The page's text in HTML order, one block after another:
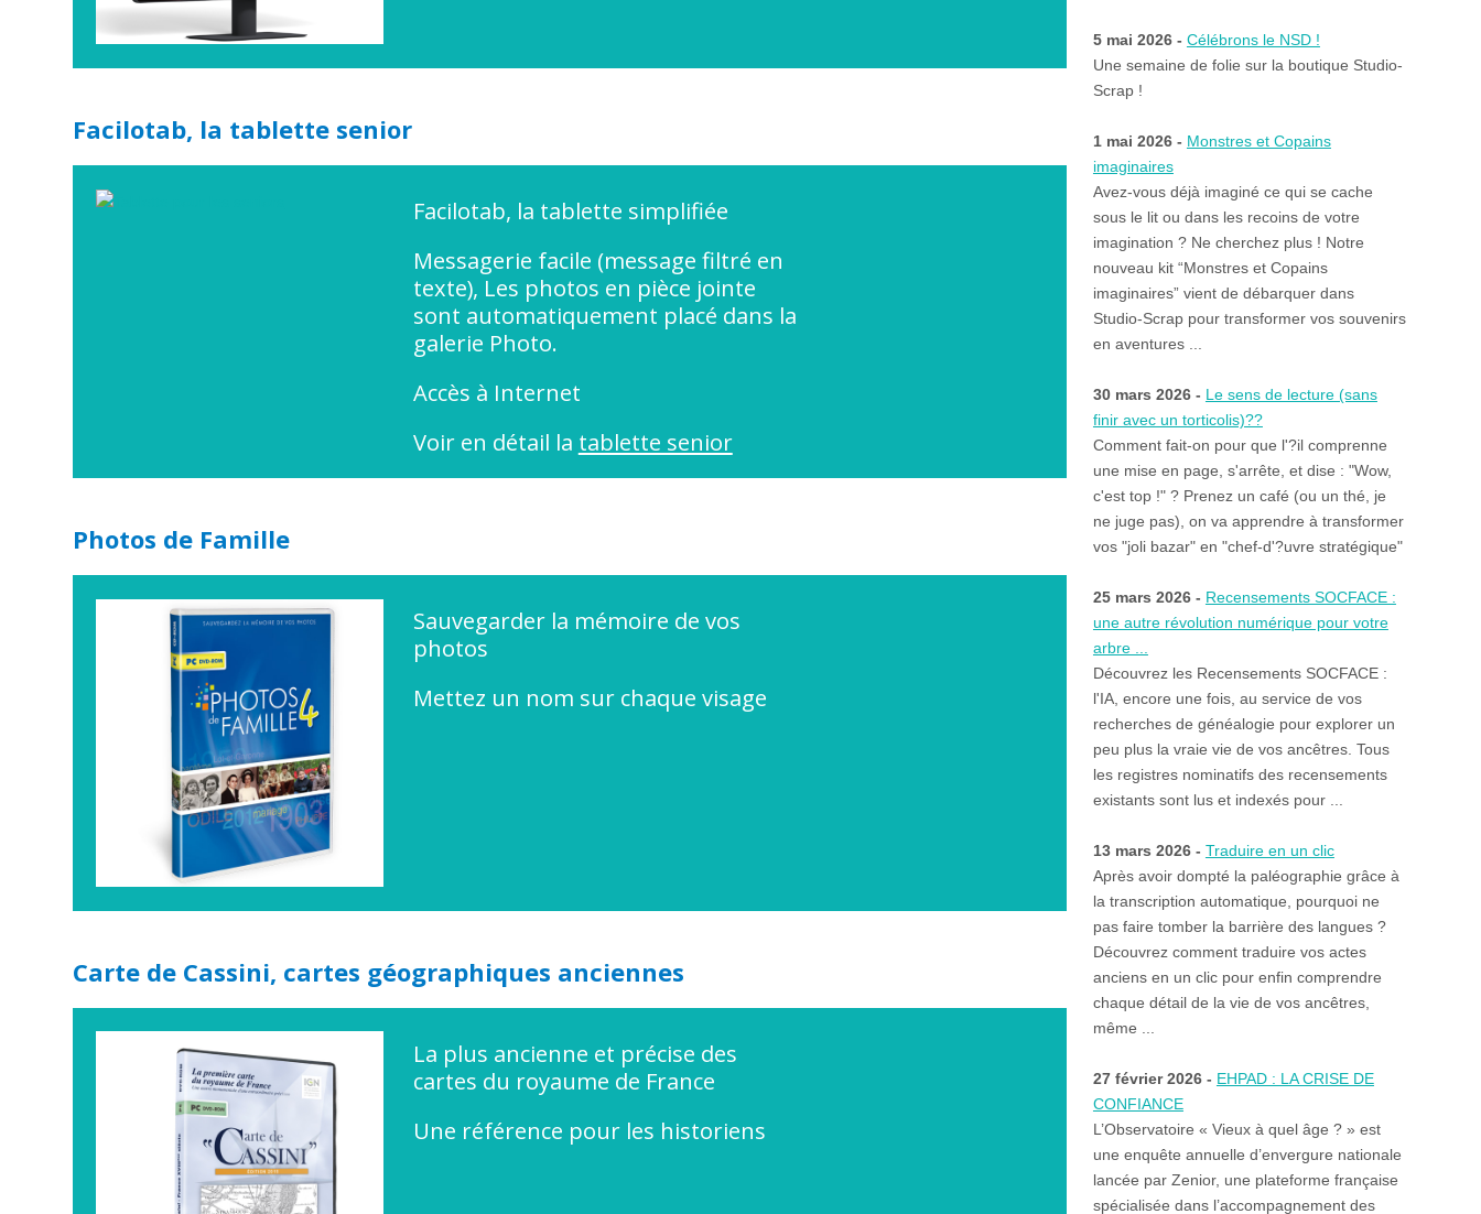
Facilotab, la tablette senior
Facilotab, la tablette simplifiée
Messagerie facile (message filtré en
texte), Les photos en pièce jointe
sont automatiquement placé dans la
galerie Photo.
Accès à Internet
Voir en détail la tablette senior
Photos de Famille
Sauvegarder la mémoire de vos
photos
Mettez un nom sur chaque visage
Carte de Cassini, cartes géographiques anciennes
La plus ancienne et précise des
cartes du royaume de France
Une référence pour les historiens
5 mai 2026 - Célébrons le NSD !
Une semaine de folie sur la boutique Studio-
Scrap !
1 mai 2026 - Monstres et Copains
imaginaires
Avez-vous déjà imaginé ce qui se cache
sous le lit ou dans les recoins de votre
imagination ? Ne cherchez plus ! Notre
nouveau kit “Monstres et Copains
imaginaires” vient de débarquer dans
Studio-Scrap pour transformer vos souvenirs
en aventures ...
30 mars 2026 - Le sens de lecture (sans
finir avec un torticolis)??
Comment fait-on pour que l'?il comprenne
une mise en page, s'arrête, et dise : "Wow,
c'est top !" ? Prenez un café (ou un thé, je
ne juge pas), on va apprendre à transformer
vos "joli bazar" en "chef-d'?uvre stratégique"
25 mars 2026 - Recensements SOCFACE :
une autre révolution numérique pour votre
arbre ...
Découvrez les Recensements SOCFACE :
l'IA, encore une fois, au service de vos
recherches de généalogie pour explorer un
peu plus la vraie vie de vos ancêtres. Tous
les registres nominatifs des recensements
existants sont lus et indexés pour ...
13 mars 2026 - Traduire en un clic
Après avoir dompté la paléographie grâce à
la transcription automatique, pourquoi ne
pas faire tomber la barrière des langues ?
Découvrez comment traduire vos actes
anciens en un clic pour enfin comprendre
chaque détail de la vie de vos ancêtres,
même ...
27 février 2026 - EHPAD : LA CRISE DE
CONFIANCE
L’Observatoire « Vieux à quel âge ? » est
une enquête annuelle d’envergure nationale
lancée par Zenior, une plateforme française
spécialisée dans l’accompagnement des